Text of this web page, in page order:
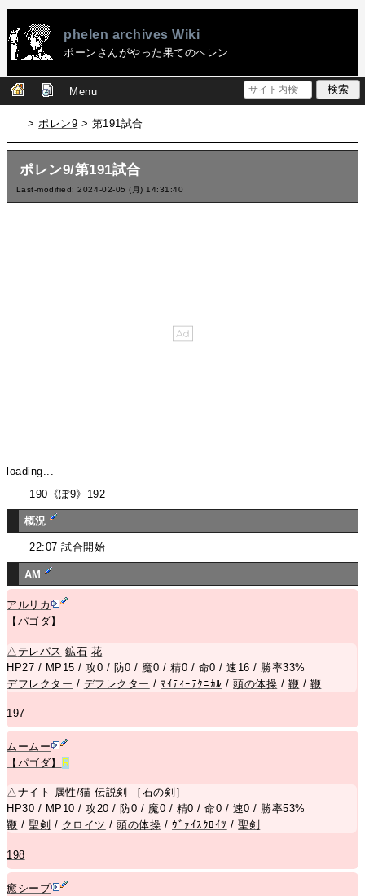
phelen archives Wiki
ポーンさんがやった果てのヘレン
Menu
>ポレン9 > 第191試合
ポレン9/第191試合
Last-modified: 2024-02-05 (月) 14:31:40
loading...
190 《ぽ9》 192
概況
22:07 試合開始
AM
アルリカ
【パゴダ】
△ テレパス 鉱石 花
HP27 / MP15 / 攻0 / 防0 / 魔0 / 精0 / 命0 / 速16 / 勝率33%
デフレクター / デフレクター /ﾏｲﾃｨｰﾃｸﾆｶﾙ /頭の体操 / 鞭 / 鞭
197
ムームー
【パゴダ】
R
△ナイト 属性/猫 伝説剣 ［ 石の剣 ］
HP30 / MP10 / 攻20 / 防0 / 魔0 / 精0 / 命0 / 速0 / 勝率53%
鞭 /聖剣 / クロイツ /頭の体操 /ｳﾞｧｲｽｸﾛｲﾂ /聖剣
198
癒シープ